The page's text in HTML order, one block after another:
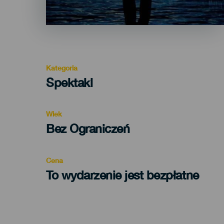
Kategoria
Categoría
del
Spektakl
Wiek
Edad
Recomendada
Bez Ograniczeń
Cena
To wydarzenie jest bezpłatne